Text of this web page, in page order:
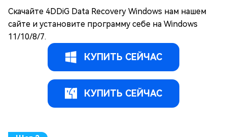
Скачайте 4DDiG Data Recovery Windows нам нашем
сайте и установите программу себе на Windows
11/10/8/7.
КУПИТЬ СЕЙЧАС
КУПИТЬ СЕЙЧАС